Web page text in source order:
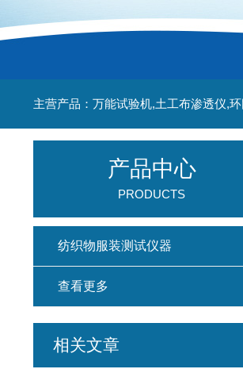
主营产品：万能试验机,土工布渗透仪,
产品中心
PRODUCTS
纺织物服装测试仪器
查看更多
相关文章